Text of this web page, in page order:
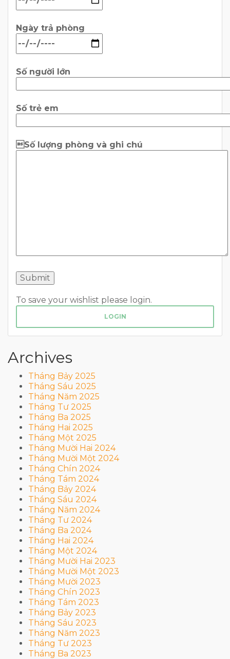
Ngày trả phòng
Số người lớn
Số trẻ em
Số lượng phòng và ghi chú
To save your wishlist please login.
LOGIN
Archives
Tháng Bảy 2025
Tháng Sáu 2025
Tháng Năm 2025
Tháng Tư 2025
Tháng Ba 2025
Tháng Hai 2025
Tháng Một 2025
Tháng Mười Hai 2024
Tháng Mười Một 2024
Tháng Chín 2024
Tháng Tám 2024
Tháng Bảy 2024
Tháng Sáu 2024
Tháng Năm 2024
Tháng Tư 2024
Tháng Ba 2024
Tháng Hai 2024
Tháng Một 2024
Tháng Mười Hai 2023
Tháng Mười Một 2023
Tháng Mười 2023
Tháng Chín 2023
Tháng Tám 2023
Tháng Bảy 2023
Tháng Sáu 2023
Tháng Năm 2023
Tháng Tư 2023
Tháng Ba 2023